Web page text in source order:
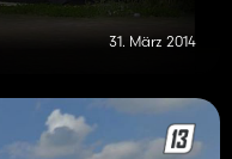
31. März 2014